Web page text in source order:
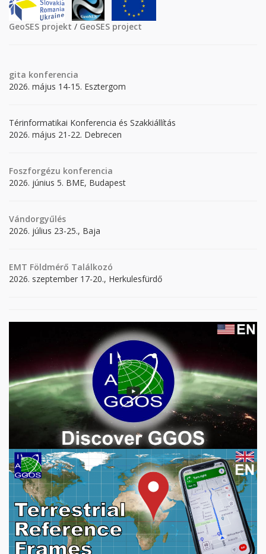
GeoSES projekt / GeoSES project
gita konferencia
2026. május 14-15. Esztergom
Térinformatikai Konferencia és Szakkiállítás
2026. május 21-22. Debrecen
Foszforgézu konferencia
2026. június 5. BME, Budapest
Vándorgyűlés
2026. július 23-25., Baja
EMT Földmérő Találkozó
2026. szeptember 17-20., Herkulesfürdő